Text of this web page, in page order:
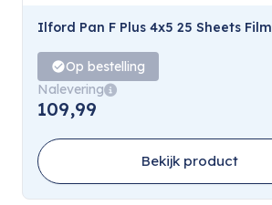
Ilford Pan F Plus 4x5 25 Sheets Film
Op bestelling
Nalevering
109,99
Bekijk product